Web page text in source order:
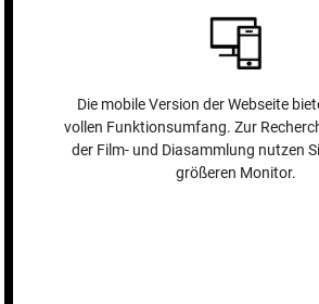
Die mobile Version der Webseite
vollen Funktionsumfang. Zur
der Film- und Diasammlung nutzen
größeren Monitor.